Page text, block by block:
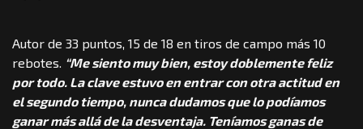
Autor de 33 puntos, 15 de 18 en tiros de campo más 10
rebotes. “Me siento muy bien, estoy doblemente feliz
por todo. La clave estuvo en entrar con otra actitud en
el segundo tiempo, nunca dudamos que lo podíamos
ganar más allá de la desventaja. Teníamos ganas de